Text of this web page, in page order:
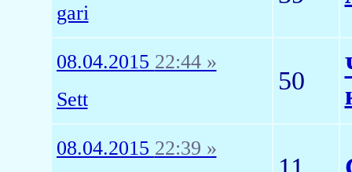
gari
08.04.2015 22:44 »
Sett
50
08.04.2015 22:39 »